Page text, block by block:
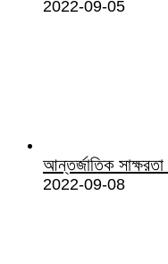
2022-09-05
আন্তর্জাতিক
2022-09-08